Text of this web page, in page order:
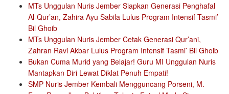
MTs Unggulan Nuris Jember Siapkan Generasi Penghafal
Al-Qur’an, Zahira Ayu Sabila Lulus Program Intensif Tasmi’
Bil Ghoib
MTs Unggulan Nuris Jember Cetak Generasi Qur’ani,
Zahran Ravi Akbar Lulus Program Intensif Tasmi’ Bil Ghoib
Bukan Cuma Murid yang Belajar! Guru MI Unggulan Nuris
Mantapkan Diri Lewat Diklat Penuh Empati!
SMP Nuris Jember Kembali Mengguncang Porseni, M.